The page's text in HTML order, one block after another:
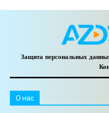
Защита персональных
O нас